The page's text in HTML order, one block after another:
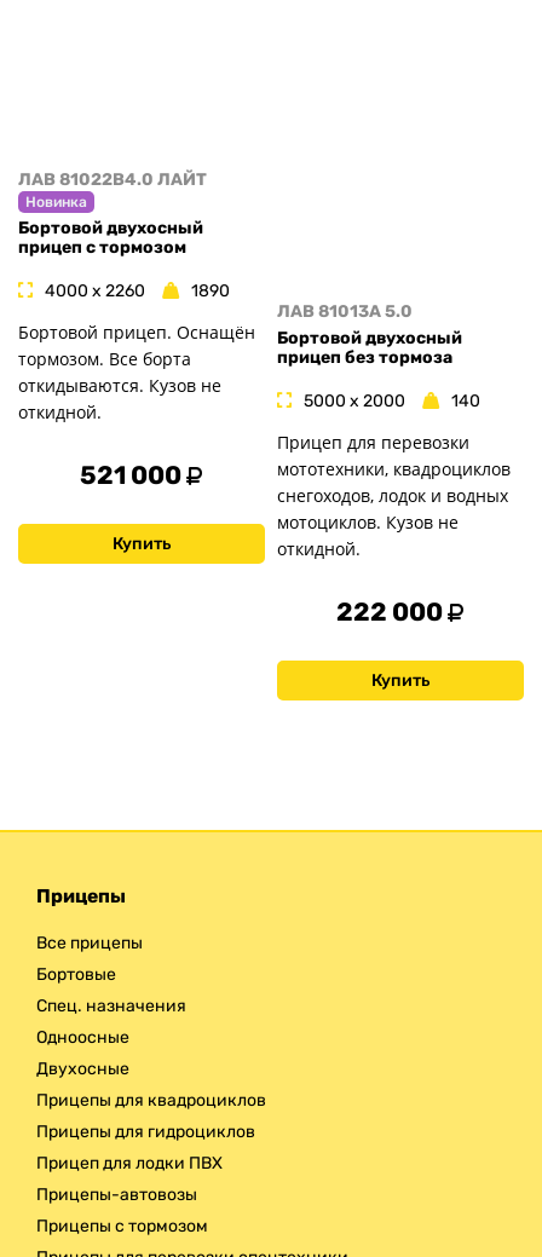
ЛАВ 81022B4.0 ЛАЙТ
Новинка
Бортовой двухосный
прицеп с тормозом
4000 x 2260 1890
Бортовой прицеп. Оснащён
тормозом. Все борта
откидываются. Кузов не
откидной.
521 000
Купить
ЛАВ 81013A 5.0
Бортовой двухосный
прицеп без тормоза
5000 x 2000 140
Прицеп для перевозки
мототехники, квадроциклов
снегоходов, лодок и водных
мотоциклов. Кузов не
откидной.
222 000
Купить
Прицепы
Все прицепы
Бортовые
Спец. назначения
Одноосные
Двухосные
Прицепы для квадроциклов
Прицепы для гидроциклов
Прицеп для лодки ПВХ
Прицепы-автовозы
Прицепы с тормозом